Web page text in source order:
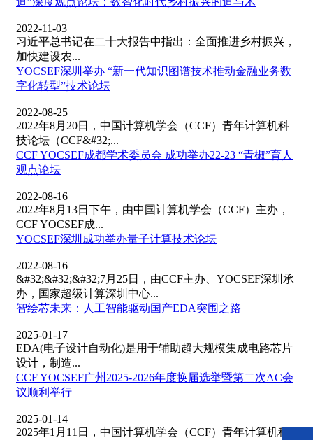
2022-11-03
习近平总书记在二十大报告中指出：全面推进乡村振兴，
加快建设农...
YOCSEF深圳举办 “新一代知识图谱技术推动金融业务数
字化转型”技术论坛
2022-08-25
2022年8月20日，中国计算机学会（CCF）青年计算机科
技论坛（CCF&#32;...
CCF YOCSEF成都学术委员会 成功举办22-23 “青椒”育人
观点论坛
2022-08-16
2022年8月13日下午，由中国计算机学会（CCF）主办，
CCF YOCSEF成...
YOCSEF深圳成功举办量子计算技术论坛
2022-08-16
&#32;&#32;&#32;7月25日，由CCF主办、YOCSEF深圳承
办，国家超级计算深圳中心...
智绘芯未来：人工智能驱动国产EDA突围之路
2025-01-17
EDA(电子设计自动化)是用于辅助超大规模集成电路芯片
设计，制造...
CCF YOCSEF广州2025-2026年度换届选举暨第二次AC会
议顺利举行
2025-01-14
2025年1月11日，中国计算机学会（CCF）青年计算机科